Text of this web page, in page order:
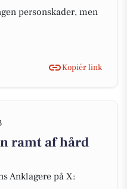
personskader, men
Kopiér link
ramt af hård
Anklagere på X: